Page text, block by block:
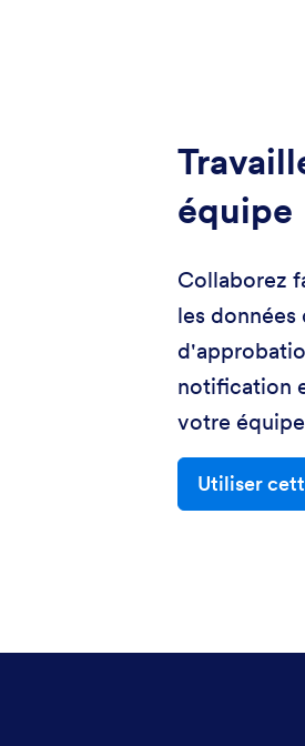
équipe
Collaborez
les
notification
votre
Utiliser